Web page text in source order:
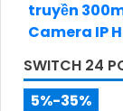
SWITCH 24
5%-35%